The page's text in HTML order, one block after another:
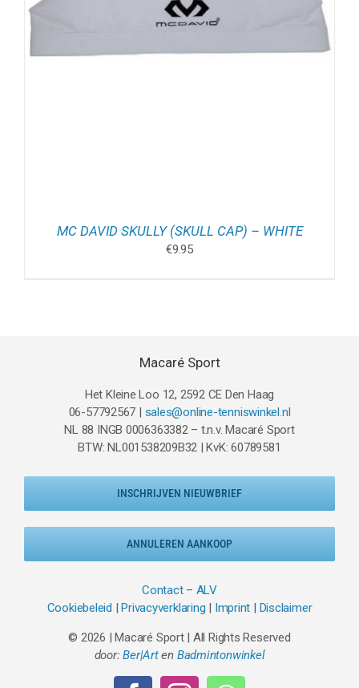
MC DAVID SKULLY (SKULL CAP) – WHITE
€9.95
Macaré Sport
Het Kleine Loo 12, 2592 CE Den Haag
06-57792567 | sales@online-tenniswinkel.nl
NL 88 INGB 0006363382 – t.n.v. Macaré Sport
BTW: NL001538209B32 | KvK: 60789581
INSCHRIJVEN NIEUWBRIEF
ANNULEREN AANKOOP
Contact– ALV
Cookiebeleid |Privacyverklaring | Imprint | Disclaimer
© 2026 | Macaré Sport | All Rights Reserved
door:Ber|Arten Badmintonwinkel